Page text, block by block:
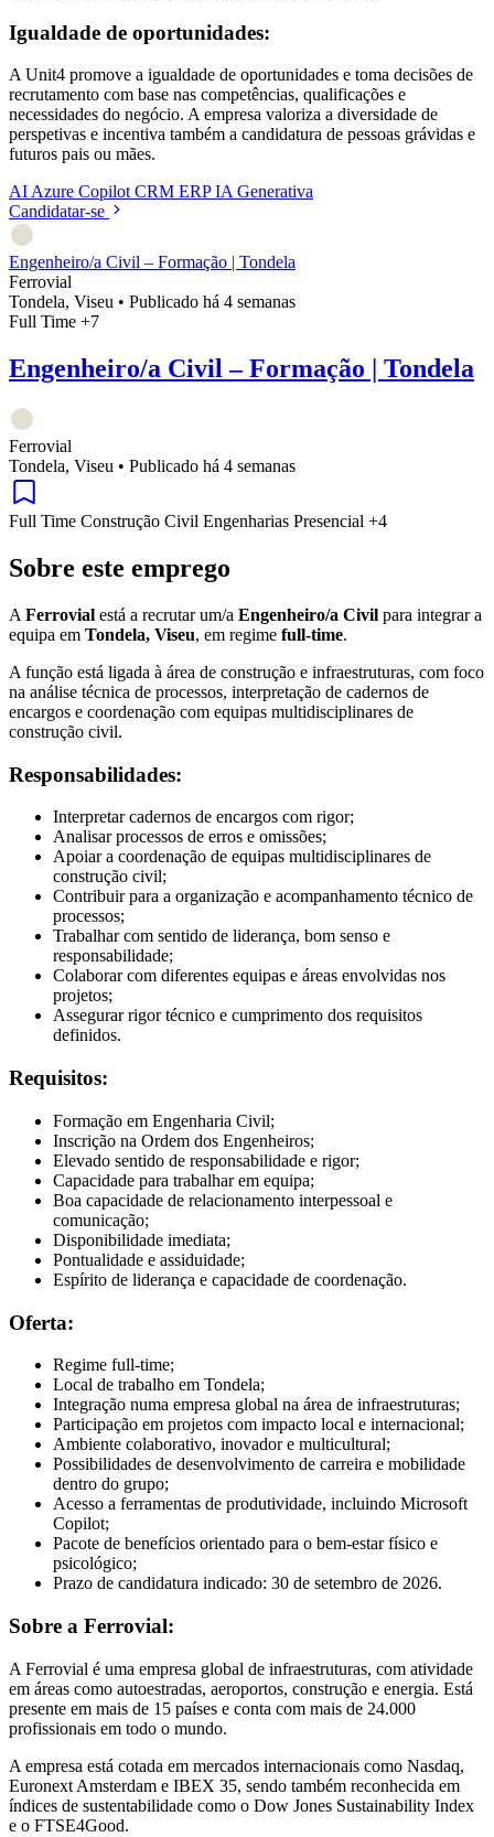
Igualdade de oportunidades:
A Unit4 promove a igualdade de oportunidades e toma decisões de
recrutamento com base nas competências, qualificações e
necessidades do negócio. A empresa valoriza a diversidade de
perspetivas e incentiva também a candidatura de pessoas grávidas e
futuros pais ou mães.
AI Azure Copilot CRM ERPIA Generativa
Candidatar-se
Engenheiro/a Civil – Formação | Tondela
Ferrovial
Tondela, Viseu • Publicado há 4 semanas
Full Time +7
Engenheiro/a Civil – Formação | Tondela
Ferrovial
Tondela, Viseu • Publicado há 4 semanas
Full Time Construção Civil Engenharias Presencial +4
Sobre este emprego
A Ferrovial está a recrutar um/a Engenheiro/a Civil para integrar a
equipa em Tondela, Viseu, em regime full-time.
A função está ligada à área de construção e infraestruturas, com foco
na análise técnica de processos, interpretação de cadernos de
encargos e coordenação com equipas multidisciplinares de
construção civil.
Responsabilidades:
Interpretar cadernos de encargos com rigor;
Analisar processos de erros e omissões;
Apoiar a coordenação de equipas multidisciplinares de
construção civil;
Contribuir para a organização e acompanhamento técnico de
processos;
Trabalhar com sentido de liderança, bom senso e
responsabilidade;
Colaborar com diferentes equipas e áreas envolvidas nos
projetos;
Assegurar rigor técnico e cumprimento dos requisitos
definidos.
Requisitos:
Formação em Engenharia Civil;
Inscrição na Ordem dos Engenheiros;
Elevado sentido de responsabilidade e rigor;
Capacidade para trabalhar em equipa;
Boa capacidade de relacionamento interpessoal e
comunicação;
Disponibilidade imediata;
Pontualidade e assiduidade;
Espírito de liderança e capacidade de coordenação.
Oferta:
Regime full-time;
Local de trabalho em Tondela;
Integração numa empresa global na área de infraestruturas;
Participação em projetos com impacto local e internacional;
Ambiente colaborativo, inovador e multicultural;
Possibilidades de desenvolvimento de carreira e mobilidade
dentro do grupo;
Acesso a ferramentas de produtividade, incluindo Microsoft
Copilot;
Pacote de benefícios orientado para o bem-estar físico e
psicológico;
Prazo de candidatura indicado: 30 de setembro de 2026.
Sobre a Ferrovial:
A Ferrovial é uma empresa global de infraestruturas, com atividade
em áreas como autoestradas, aeroportos, construção e energia. Está
presente em mais de 15 países e conta com mais de 24.000
profissionais em todo o mundo.
A empresa está cotada em mercados internacionais como Nasdaq,
Euronext Amsterdam e IBEX 35, sendo também reconhecida em
índices de sustentabilidade como o Dow Jones Sustainability Index
e o FTSE4Good.